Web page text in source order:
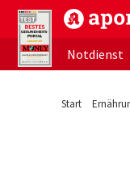
aponet.de
Notdienst
Start